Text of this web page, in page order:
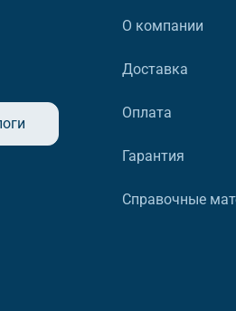
О компании
Доставка
Оплата
Гарантия
Справочные